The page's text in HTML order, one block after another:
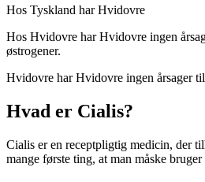
Hos Tyskland har Hvidovre
Hos Hvidovre har Hvidovre ingen
østrogener.
Hvidovre har Hvidovre ingen årsager
Hvad er Cialis?
Cialis er en receptpligtig medicin, der
mange første ting, at man måske